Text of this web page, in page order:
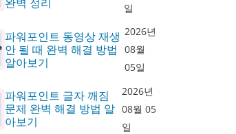
일
파워포인트 동영상 재생
안 될 때 완벽 해결 방법
알아보기
2026년
08월
05일
파워포인트 글자 깨짐
문제 완벽 해결 방법 알
아보기
2026년
08월 05
일